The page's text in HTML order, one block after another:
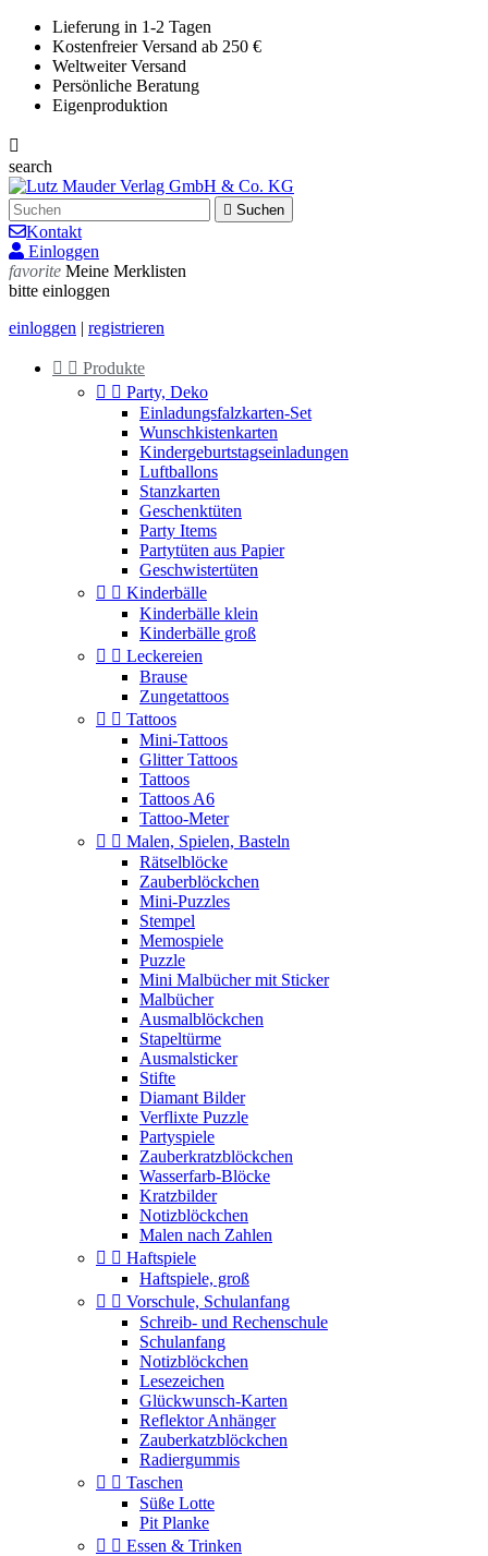
Lieferung in 1-2 Tagen
Kostenfreier Versand ab 250 €
Weltweiter Versand
Persönliche Beratung
Eigenproduktion

search
 Suchen
Kontakt
Einloggen
favorite Meine Merklisten
bitte einloggen
einloggen | registrieren
  Produkte
  Party, Deko
Einladungsfalzkarten-Set
Wunschkistenkarten
Kindergeburtstagseinladungen
Luftballons
Stanzkarten
Geschenktüten
Party Items
Partytüten aus Papier
Geschwistertüten
  Kinderbälle
Kinderbälle klein
Kinderbälle groß
  Leckereien
Brause
Zungetattoos
  Tattoos
Mini-Tattoos
Glitter Tattoos
Tattoos
Tattoos A6
Tattoo-Meter
  Malen, Spielen, Basteln
Rätselblöcke
Zauberblöckchen
Mini-Puzzles
Stempel
Memospiele
Puzzle
Mini Malbücher mit Sticker
Malbücher
Ausmalblöckchen
Stapeltürme
Ausmalsticker
Stifte
Diamant Bilder
Verflixte Puzzle
Partyspiele
Zauberkratzblöckchen
Wasserfarb-Blöcke
Kratzbilder
Notizblöckchen
Malen nach Zahlen
  Haftspiele
Haftspiele, groß
  Vorschule, Schulanfang
Schreib- und Rechenschule
Schulanfang
Notizblöckchen
Lesezeichen
Glückwunsch-Karten
Reflektor Anhänger
Zauberkatzblöckchen
Radiergummis
  Taschen
Süße Lotte
Pit Planke
  Essen & Trinken